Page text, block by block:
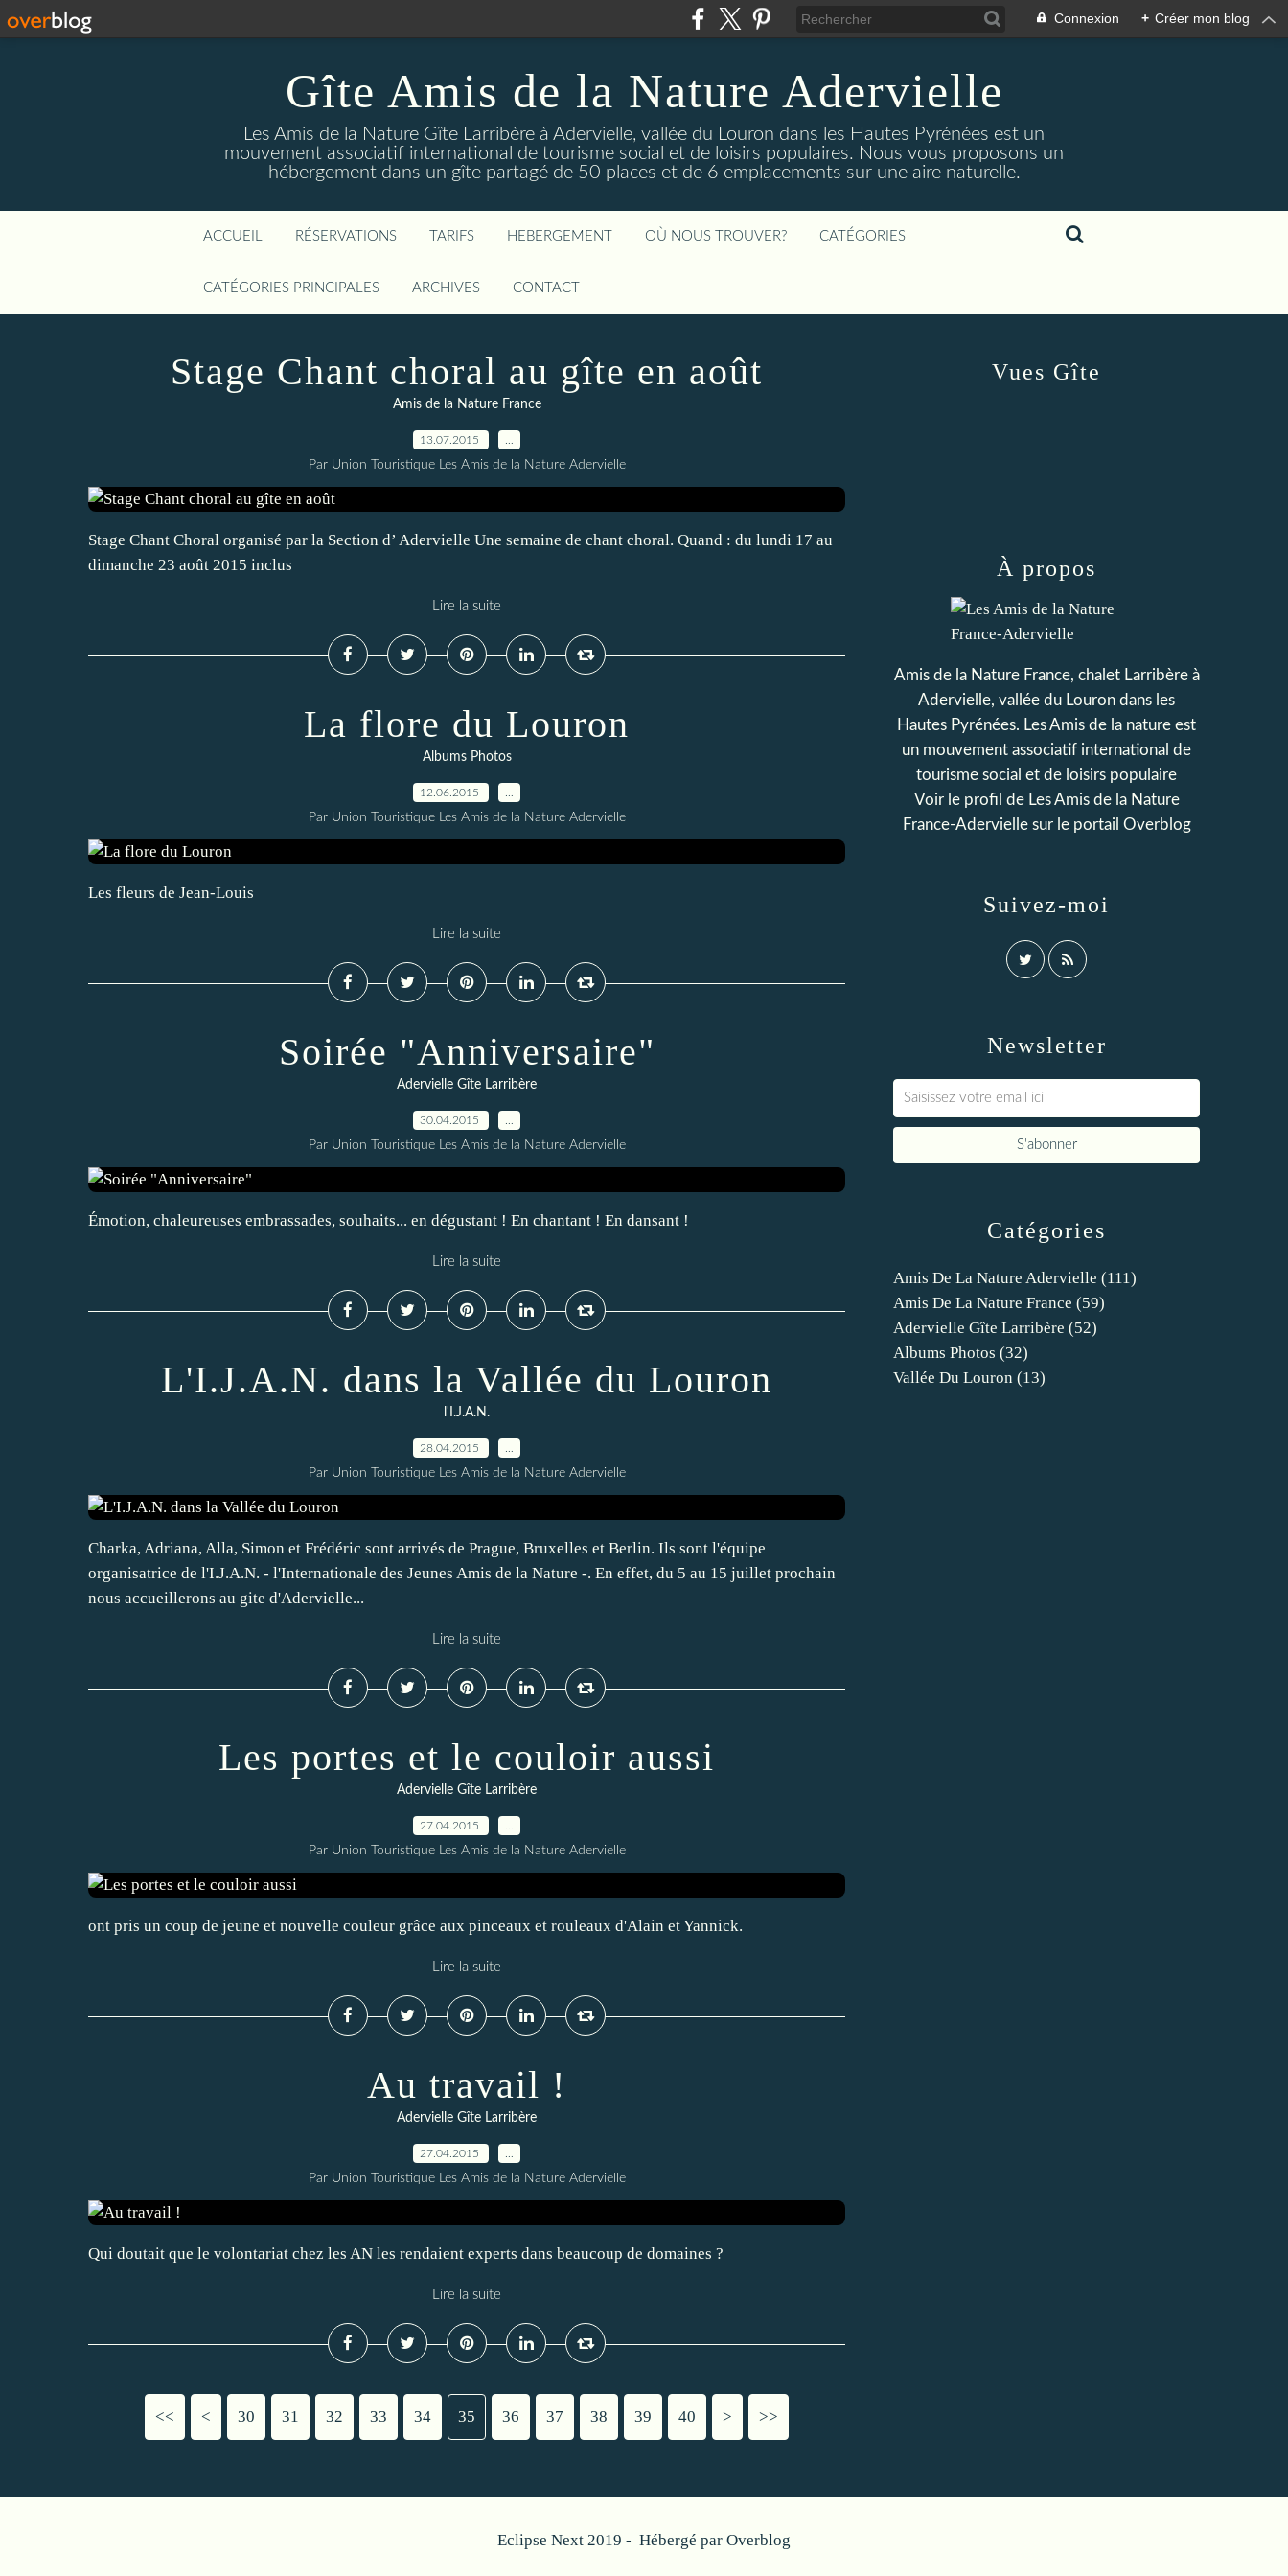
Connexion + Créer mon blog
Gîte Amis de la Nature Adervielle
Les Amis de la Nature Gîte Larribère à Adervielle, vallée du Louron dans les Hautes Pyrénées est un
mouvement associatif international de tourisme social et de loisirs populaires. Nous vous proposons un
hébergement dans un gîte partagé de 50 places et de 6 emplacements sur une aire naturelle.
ACCUEIL RÉSERVATIONS TARIFS HEBERGEMENT OÙ NOUS TROUVER? CATÉGORIES
CATÉGORIES PRINCIPALES ARCHIVES CONTACT
Stage Chant choral au gîte en août
Amis de la Nature France
13.07.2015
Par Union Touristique Les Amis de la Nature Adervielle
Stage Chant Choral organisé par la Section d’ Adervielle Une semaine de chant choral. Quand : du lundi 17 au
dimanche 23 août 2015 inclus
Lire la suite
La flore du Louron
Albums Photos
12.06.2015
Par Union Touristique Les Amis de la Nature Adervielle
Les fleurs de Jean-Louis
Lire la suite
Soirée "Anniversaire"
Adervielle Gîte Larribère
30.04.2015
Par Union Touristique Les Amis de la Nature Adervielle
Émotion, chaleureuses embrassades, souhaits... en dégustant ! En chantant ! En dansant !
Lire la suite
L'I.J.A.N. dans la Vallée du Louron
l'I.J.A.N.
28.04.2015
Par Union Touristique Les Amis de la Nature Adervielle
Charka, Adriana, Alla, Simon et Frédéric sont arrivés de Prague, Bruxelles et Berlin. Ils sont l'équipe
organisatrice de l'I.J.A.N. - l'Internationale des Jeunes Amis de la Nature -. En effet, du 5 au 15 juillet prochain
nous accueillerons au gite d'Adervielle...
Lire la suite
Les portes et le couloir aussi
Adervielle Gîte Larribère
27.04.2015
Par Union Touristique Les Amis de la Nature Adervielle
ont pris un coup de jeune et nouvelle couleur grâce aux pinceaux et rouleaux d'Alain et Yannick.
Lire la suite
Au travail !
Adervielle Gîte Larribère
27.04.2015
Par Union Touristique Les Amis de la Nature Adervielle
Qui doutait que le volontariat chez les AN les rendaient experts dans beaucoup de domaines ?
Lire la suite
<< < 10
20
30 31 32 33 34 35 36 37 38 39 40 50
60
> >>
Newsletter
Catégories
Amis De La Nature Adervielle (111)
Amis De La Nature France (59)
Adervielle Gîte Larribère (52)
Albums Photos (32)
Vallée Du Louron (13)
Suivez-moi
À propos
Amis de la Nature France, chalet Larribère à
Adervielle, vallée du Louron dans les
Hautes Pyrénées. Les Amis de la nature est
un mouvement associatif international de
tourisme social et de loisirs populaire
Voir le profil de Les Amis de la Nature
France-Aderviellesur le portail Overblog
Vues Gîte
Eclipse Next 2019 - Hébergé par Overblog